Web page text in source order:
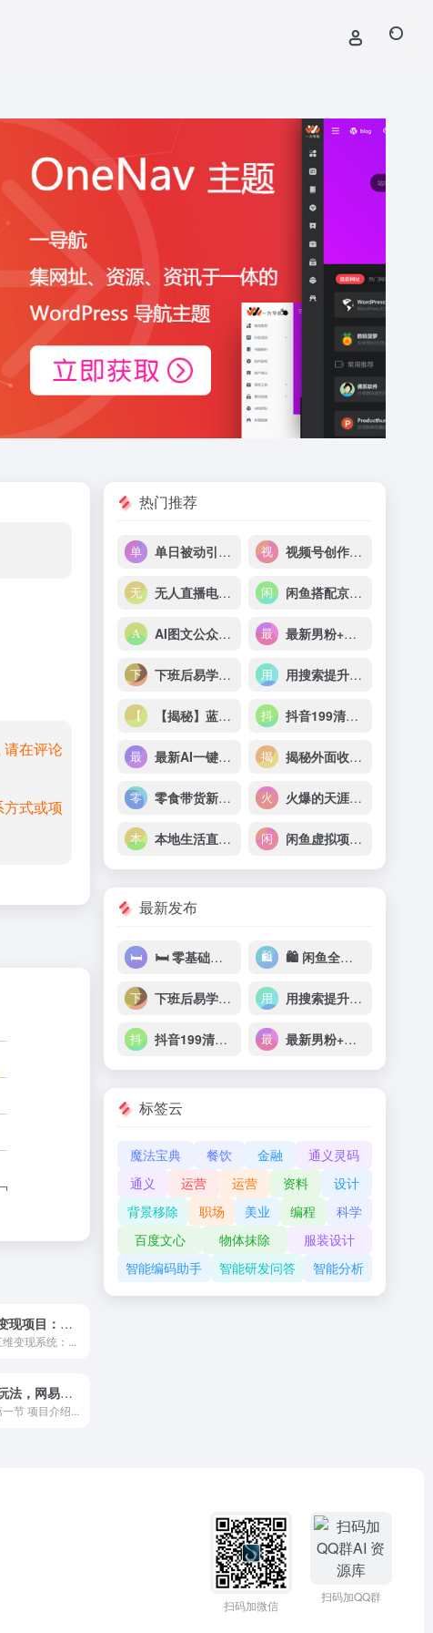
在评论
式或项
三维系统变现项目：普通人首选-年入百万的翻身项目，闲鱼+小红书+私域
变现系统：...
文案号新玩法，网易热评+抖音文案 一天涨粉1000+多种变现模式，泛粉也可
节 项目介绍...
热门推荐
单日被动引流 100+ 创业粉，详细拆解过程技巧 视频号创作者分成计划，IP 动漫玩法，小白容易做，月入 3000+
无人直播电影新玩法24小时循环播放每天收益两千+小白闭眼干 闲鱼搭配京东备份库搬运，一单纯利润 200-300，全部正品靠谱，适合新手！
AI图文公众号流量主掘金，月入 5W+ 的项目，傻瓜式发文，小白也能轻松上手！ 最新男粉+女粉通吃不封号玩法瑜伽美女掘金，日入2500+
下班后易学易做100个赚钱小生意 用搜索提升收入，掌握最热门的职场技能（完结）
【揭秘】蓝海拼多多不露脸直播，11 月最新玩法，单天变现 3000+ 素人读稿即可 抖音199清华大学博士李一舟互联网创业课【112集+资料文档】
最新AI一键生成财神爷，刷爆新年祝福流量，一天变现2000+ 揭秘外面收费 688 的抖音直播伴侣新规则跳过投稿或开播指标
零食带货新玩法18天9.6w佣金，几分钟一个作品（附快速破千粉方法） 火爆的天涯神贴|抖音玩法|私域变现 0 成本|一单 28 一天收入1000+
本地生活直播玩法|小白可玩，日入200-2000+ 闲鱼虚拟项目，纯搬运一个月挣了 3W，单号月入 5000 起步
最新发布
🛏 零基础手把手教你搭建助眠直播间，月入过W，可矩阵操作放大收益 🛍 闲鱼全流程从零到一打造爆款
下班后易学易做100个赚钱小生意 用搜索提升收入，掌握最热门的职场技能（完结）
抖音199清华大学博士李一舟互联网创业课【112集+资料文档】 最新男粉+女粉通吃不封号玩法瑜伽美女掘金，日入2500+
标签云
魔法宝典 餐饮 金融
通义灵码
通义
运营 运营 资料
设计
背景移除
职场 美业 编程
科学
百度文心
物体抹除
服装设计
智能编码助手
智能研发问答 智能分析
扫码加微信
扫码加QQ群